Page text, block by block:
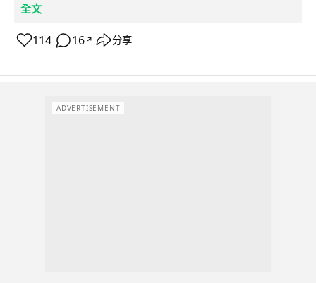
全文
114 16 ↗ 分享
ADVERTISEMENT